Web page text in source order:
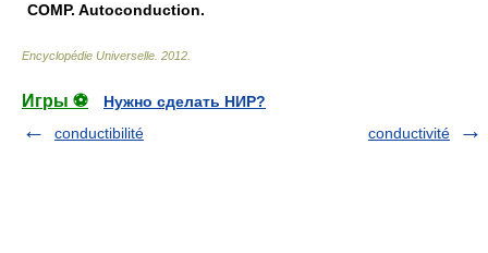
COMP. Autoconduction.
Encyclopédie Universelle 2012
Игры ⚽
Нужно сделать НИР?
conductibilité
conductivité